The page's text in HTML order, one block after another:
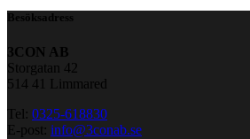
Besöksadress
3CON AB
Storgatan 42
514 41 Limmared
Tel: 0325-618830
E-post: info@3conab.se